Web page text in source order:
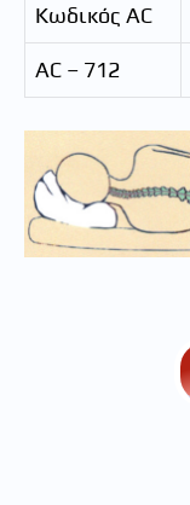
Κωδικός AC
AC – 712